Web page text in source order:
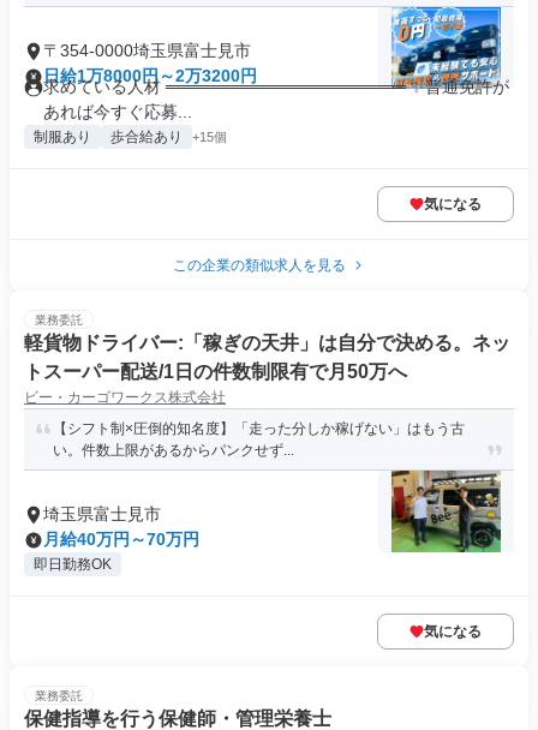
〒354-0000埼玉県富士見市
日給1万8000円～2万3200円
求めている人材 ════════════════════ ✨普通免許が
あれば今すぐ応募...
制服あり 歩合給あり +15個
気になる
この企業の類似求人を見る
業務委託
軽貨物ドライバー:「稼ぎの天井」は自分で決める。ネッ
トスーパー配送/1日の件数制限有で月50万へ
ビー・カーゴワークス株式会社
【シフト制×圧倒的知名度】「走った分しか稼げない」はもう古
い。件数上限があるからパンクせず...
埼玉県富士見市
月給40万円～70万円
即日勤務OK
気になる
業務委託
保健指導を行う保健師・管理栄養士